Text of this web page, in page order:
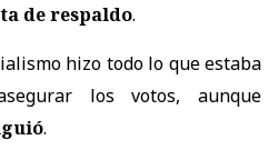
de respaldo.
hizo todo lo que estaba
los votos, aunque
.